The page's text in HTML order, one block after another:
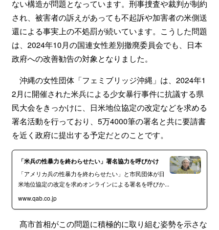
ない構造が問題となっています。刑事捜査や裁判が制約
され、被害者の訴えがあっても不起訴や加害者の米側送
還による事実上の不処罰が続いています。こうした問題
は、2024年10月の国連女性差別撤廃委員会でも、日本
政府への改善勧告の対象となりました。
沖縄の女性団体「フェミブリッジ沖縄」は、2024年1
2月に開催された米兵による少女暴行事件に抗議する県
民大会をきっかけに、日米地位協定の改定などを求める
署名活動を行っており、5万4000筆の署名と共に要請書
を近く政府に提出する予定だとのことです。
「米兵の性暴力を終わらせたい」署名協力を呼びかけ
「アメリカ兵の性暴力を終わらせたい」と市民団体が日
米地位協定の改定を求めオンラインによる署名を呼びか...
www.qab.co.jp
髙市首相がこの問題に積極的に取り組む姿勢を示さな